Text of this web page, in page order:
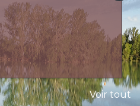
Voir tout